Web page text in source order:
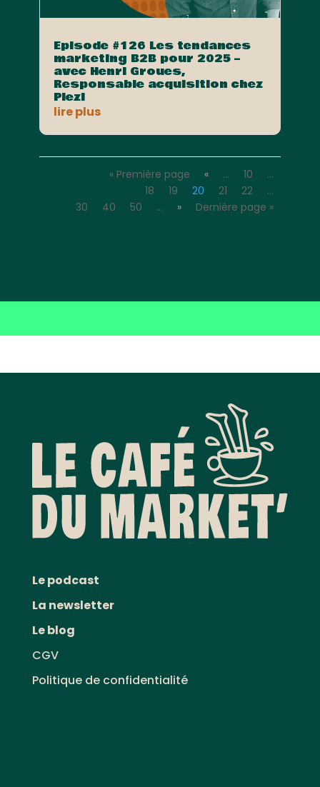
Episode #126 Les tendances
marketing B2B pour 2025 –
avec Henri Groues,
Responsable acquisition chez
Plezi
lire plus
« Première page « … 10
…
18
19 20 21 22
…
30
40 50 … » Dernière page »
Le podcast
La newsletter
Le blog
CGV
Politique de confidentialité